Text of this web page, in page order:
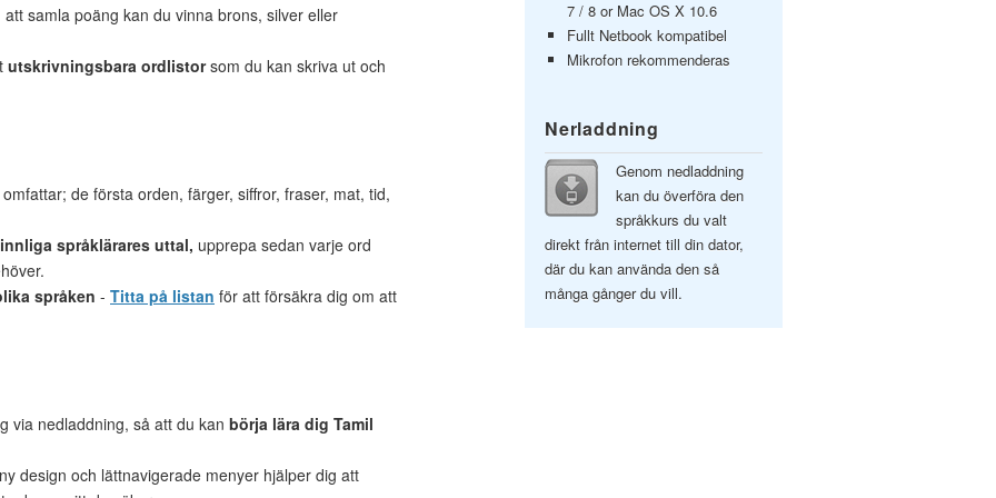
samla poäng kan du vinna brons, silver eller
utskrivningsbara ordlistorsom du kan skriva ut och
de första orden, färger, siffror, fraser, mat, tid,
språklärares uttal, upprepa sedan varje ord
språken - Titta på listan för att försäkra dig om att
via nedladdning, så att du kan börja lära dig Tamil
design och lättnavigerade menyer hjälper dig att
7 / 8 or Mac OS X 10.6
Fullt Netbook kompatibel
Mikrofon rekommenderas
Nerladdning
Genom nedladdning
kan du överföra den
språkkurs du valt
direkt från internet till din dator,
där du kan använda den så
många gånger du vill.